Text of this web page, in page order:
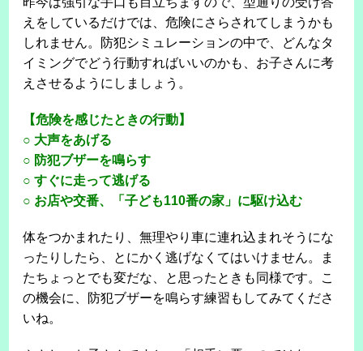
えをしているだけでは、危険にさらされてしまうかも
しれません。防犯シミュレーションの中で、どんなタ
イミングでどう行動すればいいのかも、お子さんに考
えさせるようにしましょう。
【危険を感じたときの行動】
○ 大声をあげる
○ 防犯ブザーを鳴らす
○ すぐに走って逃げる
○ お店や交番、「子ども110番の家」に駆け込む
体をつかまれたり、無理やり車に連れ込まれそうにな
ったりしたら、とにかく逃げなくてはいけません。ま
たちょっとでも変だな、と思ったときも同様です。こ
の機会に、防犯ブザーを鳴らす練習もしてみてくださ
いね。